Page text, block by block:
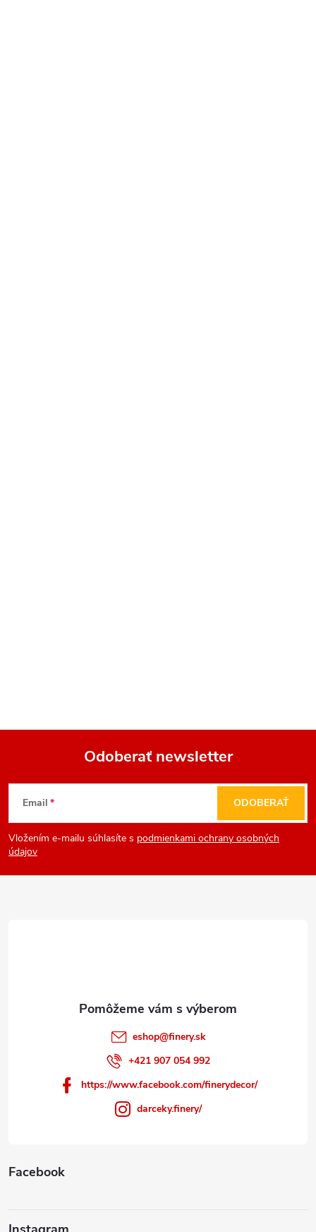
Z
á
p
Odoberať newsletter
Email
Vložením e-mailu súhlasíte s podmienkami ochrany osobných
údajov
ODOBERAŤ
eshop@finery.sk
+421 907 054 992
https://www.facebook.com/finerydecor/
darceky.finery/
Facebook